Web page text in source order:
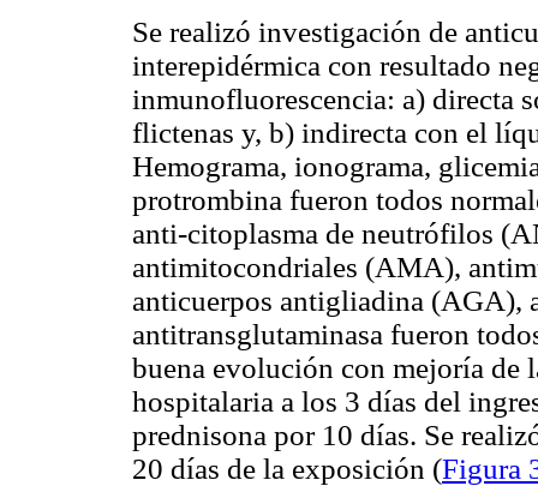
Se realizó investigación de
interepidérmica con resultado
inmunofluorescencia: a) directa
flictenas y, b) indirecta con el
Hemograma, ionograma,
protrombina fueron todos
anti-citoplasma de neutrófilos
antimitocondriales (AMA),
anticuerpos antigliadina (AGA),
antitransglutaminasa fueron
buena evolución con mejoría de
hospitalaria a los 3 días del
prednisona por 10 días. Se
20 días de la exposición (Figura